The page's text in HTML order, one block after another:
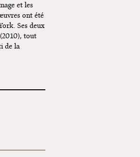
et les
ont été
Ses deux
tout
de la